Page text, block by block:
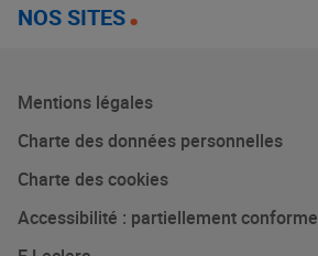
NOS SITES
Mentions légales
Charte des données personnelles
Charte des cookies
Accessibilité : partiellement conforme